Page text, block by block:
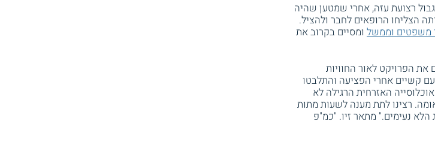
קשה בשנת 2012 כמ"פ בגבעתי על גבול רצועת עזה, אחרי שמטען שהיה
הצליחו הרופאים לחבר ולהציל.
משפטים וממשל ומסיים בקרוב את
את הפרויקט לאור החוויות
קשיים אחרי הפציעה והתלבטו
האזרחית הרגילה לא
רצינו לתת מענה לשעות מתות
הלא נעימים." מתאר זיו. "כמ"פ